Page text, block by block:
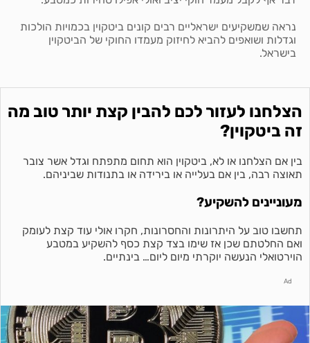
נראה שמשקיעים ישראליים רבים קונים ביטקוין בכמויות הולכות
וגדלות ושואפים להביא לחיזוק מעמדו החוקי של הביטקוין
בישראל.
הצלחנו לעזור לכם להבין קצת יותר טוב מה
זה ביטקוין?
בין אם הצלחנו או לא, ביטקוין הוא תחום מתפתח וגדל אשר צובר
תאוצה רבה, בין אם בעלייה או בירידה או בתנודות שביניהם.
מעוניינים להשקיע?
תחשבו טוב על היתרונות והחסרונות, חקרו אולי עוד קצת לעומק
ואם החלטתם שכן אז שימו בצד קצת כסף להשקיע במטבע
הוירטואלי הנעשה יוקרתי מיום ליום… בינתיים.
Ad